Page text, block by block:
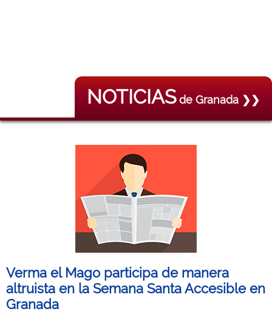
NOTICIASde Granada ❯❯
Verma el Mago participa de manera
altruista en la Semana Santa Accesible en
Granada